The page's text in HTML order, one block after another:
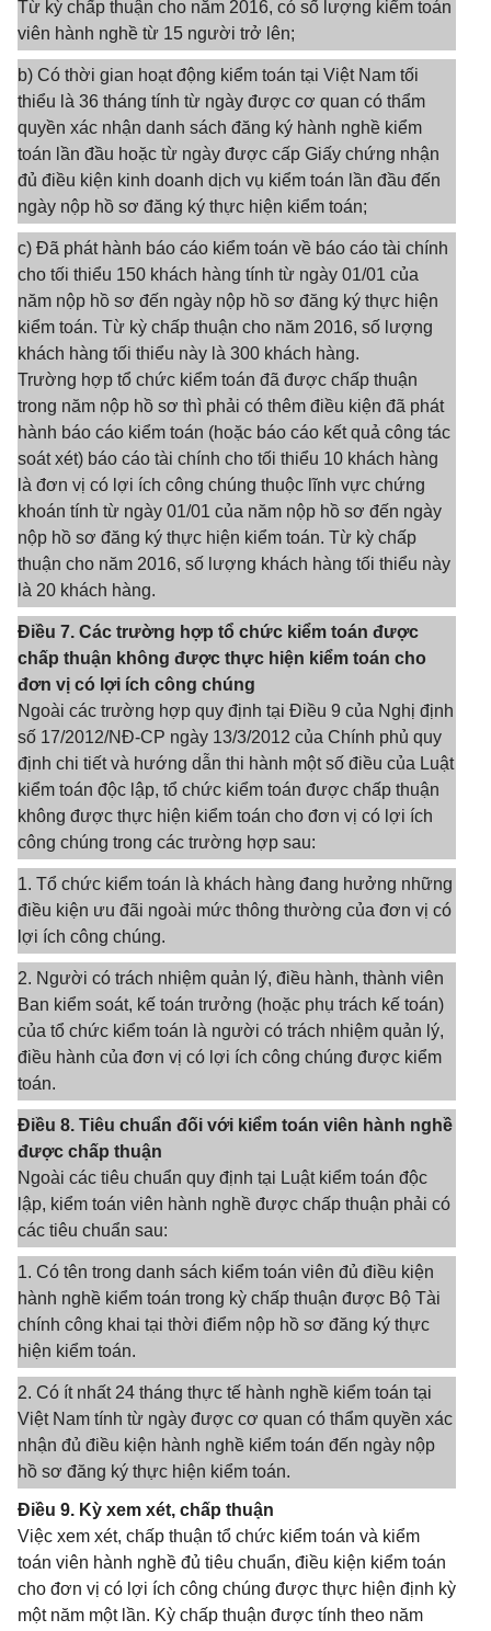
Từ kỳ chấp thuận cho năm 2016, có số lượng kiểm toán
viên hành nghề từ 15 người trở lên;
b) Có thời gian hoạt động kiểm toán tại Việt Nam tối
thiểu là 36 tháng tính từ ngày được cơ quan có thẩm
quyền xác nhận danh sách đăng ký hành nghề kiểm
toán lần đầu hoặc từ ngày được cấp Giấy chứng nhận
đủ điều kiện kinh doanh dịch vụ kiểm toán lần đầu đến
ngày nộp hồ sơ đăng ký thực hiện kiểm toán;
c) Đã phát hành báo cáo kiểm toán về báo cáo tài chính
cho tối thiểu 150 khách hàng tính từ ngày 01/01 của
năm nộp hồ sơ đến ngày nộp hồ sơ đăng ký thực hiện
kiểm toán. Từ kỳ chấp thuận cho năm 2016, số lượng
khách hàng tối thiểu này là 300 khách hàng.
Trường hợp tổ chức kiểm toán đã được chấp thuận
trong năm nộp hồ sơ thì phải có thêm điều kiện đã phát
hành báo cáo kiểm toán (hoặc báo cáo kết quả công tác
soát xét) báo cáo tài chính cho tối thiểu 10 khách hàng
là đơn vị có lợi ích công chúng thuộc lĩnh vực chứng
khoán tính từ ngày 01/01 của năm nộp hồ sơ đến ngày
nộp hồ sơ đăng ký thực hiện kiểm toán. Từ kỳ chấp
thuận cho năm 2016, số lượng khách hàng tối thiểu này
là 20 khách hàng.
Điều 7. Các trường hợp tổ chức kiểm toán được
chấp thuận không được thực hiện kiểm toán cho
đơn vị có lợi ích công chúng
Ngoài các trường hợp quy định tại Điều 9 của Nghị định
số 17/2012/NĐ-CP ngày 13/3/2012 của Chính phủ quy
định chi tiết và hướng dẫn thi hành một số điều của Luật
kiểm toán độc lập, tổ chức kiểm toán được chấp thuận
không được thực hiện kiểm toán cho đơn vị có lợi ích
công chúng trong các trường hợp sau:
1. Tổ chức kiểm toán là khách hàng đang hưởng những
điều kiện ưu đãi ngoài mức thông thường của đơn vị có
lợi ích công chúng.
2. Người có trách nhiệm quản lý, điều hành, thành viên
Ban kiểm soát, kế toán trưởng (hoặc phụ trách kế toán)
của tổ chức kiểm toán là người có trách nhiệm quản lý,
điều hành của đơn vị có lợi ích công chúng được kiểm
toán.
Điều 8. Tiêu chuẩn đối với kiểm toán viên hành nghề
được chấp thuận
Ngoài các tiêu chuẩn quy định tại Luật kiểm toán độc
lập, kiểm toán viên hành nghề được chấp thuận phải có
các tiêu chuẩn sau:
1. Có tên trong danh sách kiểm toán viên đủ điều kiện
hành nghề kiểm toán trong kỳ chấp thuận được Bộ Tài
chính công khai tại thời điểm nộp hồ sơ đăng ký thực
hiện kiểm toán.
2. Có ít nhất 24 tháng thực tế hành nghề kiểm toán tại
Việt Nam tính từ ngày được cơ quan có thẩm quyền xác
nhận đủ điều kiện hành nghề kiểm toán đến ngày nộp
hồ sơ đăng ký thực hiện kiểm toán.
Điều 9. Kỳ xem xét, chấp thuận
Việc xem xét, chấp thuận tổ chức kiểm toán và kiểm
toán viên hành nghề đủ tiêu chuẩn, điều kiện kiểm toán
cho đơn vị có lợi ích công chúng được thực hiện định kỳ
một năm một lần. Kỳ chấp thuận được tính theo năm